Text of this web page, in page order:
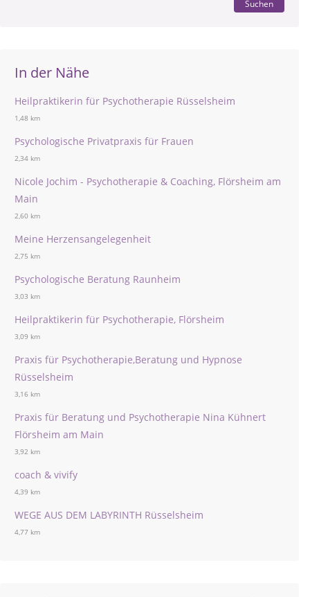
Suchen
In der Nähe
Heilpraktikerin für Psychotherapie Rüsselsheim
1,48 km
Psychologische Privatpraxis für Frauen
2,34 km
Nicole Jochim - Psychotherapie & Coaching, Flörsheim am
Main
2,60 km
Meine Herzensangelegenheit
2,75 km
Psychologische Beratung Raunheim
3,03 km
Heilpraktikerin für Psychotherapie, Flörsheim
3,09 km
Praxis für Psychotherapie,Beratung und Hypnose
Rüsselsheim
3,16 km
Praxis für Beratung und Psychotherapie Nina Kühnert
Flörsheim am Main
3,92 km
coach & vivify
4,39 km
WEGE AUS DEM LABYRINTH Rüsselsheim
4,77 km